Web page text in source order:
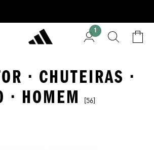
1
· CHUTEIRAS ·
· HOMEM
[56]